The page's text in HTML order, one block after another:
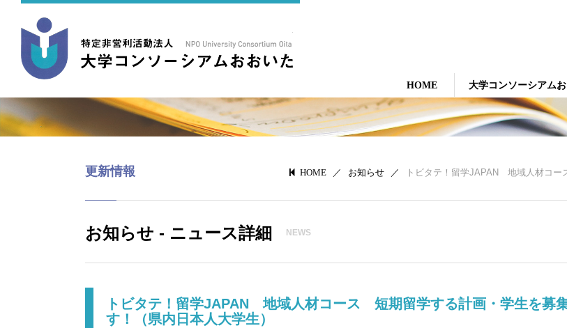
HOME 大学コンソーシアム
更新情報 HOME ／ お知らせ ／ トビタテ！留学JAPAN 地域人材コー
お知らせ - ニュース詳細 NEWS
トビタテ！留学JAPAN 地域人材コース 短期留学する計画・学生を募
す！（県内日本人大学生）